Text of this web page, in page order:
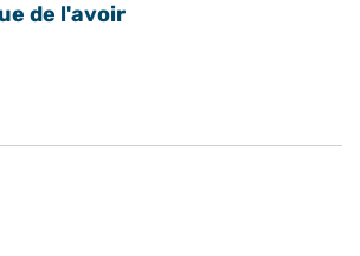
de l'avoir